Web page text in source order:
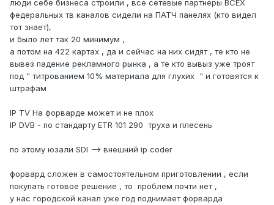
люди себе бизнеса строили , все сетевые партнеры ВСЕХ
федеральных тв каналов сидели на ПАТЧ панелях (кто видел
тот знает),
и было лет так 20 минимум ,
а потом на 422 картах , да и сейчас на них сидят , те кто не
вывез падение рекламного рынка , а те кто вывыз уже троят
под " титрованием 10% материала для глухих " и готовятся к
штрафам
IP TV На форварде может и не плох
IP DVB - по стандарту ETR 101 290 труха и плесень
по этому юзали SDI --> внешний ip coder
форвард сложен в самостоятельном приготовлении , если
покупать готовое решение , то проблем почти нет ,
у нас городской канал уже год поднимает форварда